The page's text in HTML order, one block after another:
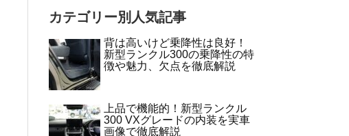
カテゴリー別人気記事
背は高いけど乗降性は良好！
新型ランクル300の乗降性の特
徴や魅力、欠点を徹底解説
上品で機能的！新型ランクル
300 VXグレードの内装を実車
画像で徹底解説